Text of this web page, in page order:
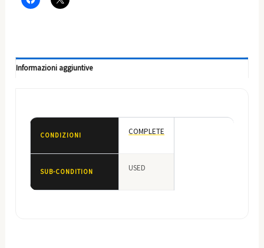
Informazioni aggiuntive
CONDIZIONI COMPLETE
SUB-CONDITION USED